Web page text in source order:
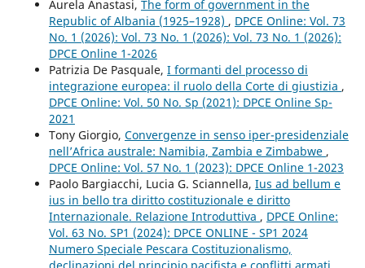
Aurela Anastasi, The form of government in the
Republic of Albania (1925–1928) , DPCE Online: Vol. 73
No. 1 (2026): Vol. 73 No. 1 (2026): Vol. 73 No. 1 (2026):
DPCE Online 1-2026
Patrizia De Pasquale, I formanti del processo di
integrazione europea: il ruolo della Corte di giustizia ,
DPCE Online: Vol. 50 No. Sp (2021): DPCE Online Sp-
2021
Tony Giorgio, Convergenze in senso iper-presidenziale
nell’Africa australe: Namibia, Zambia e Zimbabwe ,
DPCE Online: Vol. 57 No. 1 (2023): DPCE Online 1-2023
Paolo Bargiacchi, Lucia G. Sciannella, Ius ad bellum e
ius in bello tra diritto costituzionale e diritto
Internazionale. Relazione Introduttiva , DPCE Online:
Vol. 63 No. SP1 (2024): DPCE ONLINE - SP1 2024
Numero Speciale Pescara Costituzionalismo,